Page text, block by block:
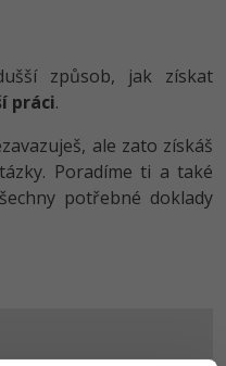
způsob, jak získat
práci.
ale zato získáš
Poradíme ti a také
potřebné doklady